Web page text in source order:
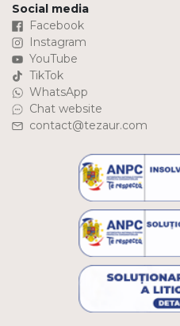
Social media
Facebook
Instagram
YouTube
TikTok
WhatsApp
Chat website
contact@tezaur.com